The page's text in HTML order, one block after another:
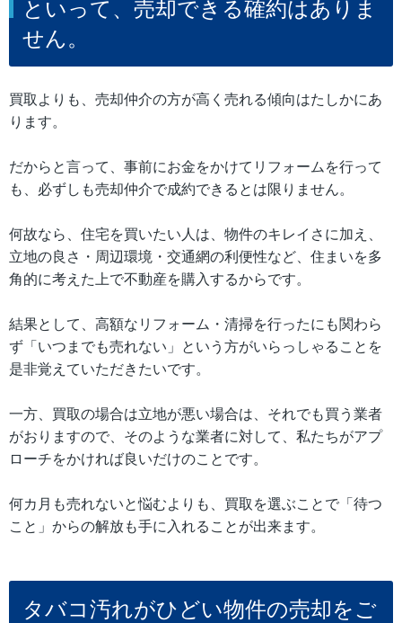
といって、売却できる確約はありま
せん。
買取よりも、売却仲介の方が高く売れる傾向はたしかにあ
ります。
だからと言って、事前にお金をかけてリフォームを行って
も、必ずしも売却仲介で成約できるとは限りません。
何故なら、住宅を買いたい人は、物件のキレイさに加え、
立地の良さ・周辺環境・交通網の利便性など、住まいを多
角的に考えた上で不動産を購入するからです。
結果として、高額なリフォーム・清掃を行ったにも関わら
ず「いつまでも売れない」という方がいらっしゃることを
是非覚えていただきたいです。
一方、買取の場合は立地が悪い場合は、それでも買う業者
がおりますので、そのような業者に対して、私たちがアプ
ローチをかければ良いだけのことです。
何カ月も売れないと悩むよりも、買取を選ぶことで「待つ
こと」からの解放も手に入れることが出来ます。
タバコ汚れがひどい物件の売却をご